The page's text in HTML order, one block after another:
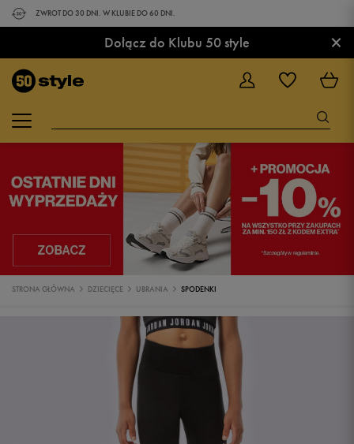
ZWROT DO 30 DNI. W KLUBIE DO 60 DNI.
Dołącz do Klubu 50 style ×
STRONA GŁÓWNA DZIECIĘCE UBRANIA SPODENKI